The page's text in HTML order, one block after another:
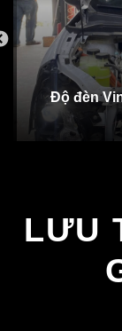
Độ đèn
LƯU